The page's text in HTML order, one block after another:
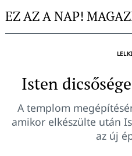
toEZ AZ A NAP!
Isten
A templom
amikor elkészülte után
az új